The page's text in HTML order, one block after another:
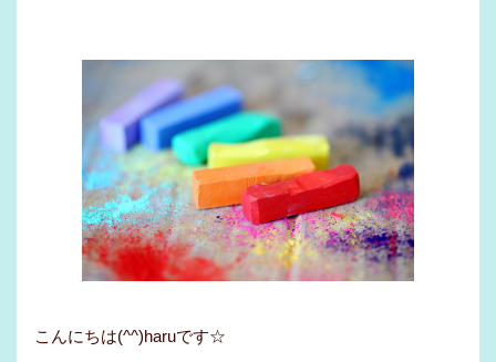
こんにちは(^^)haruです☆